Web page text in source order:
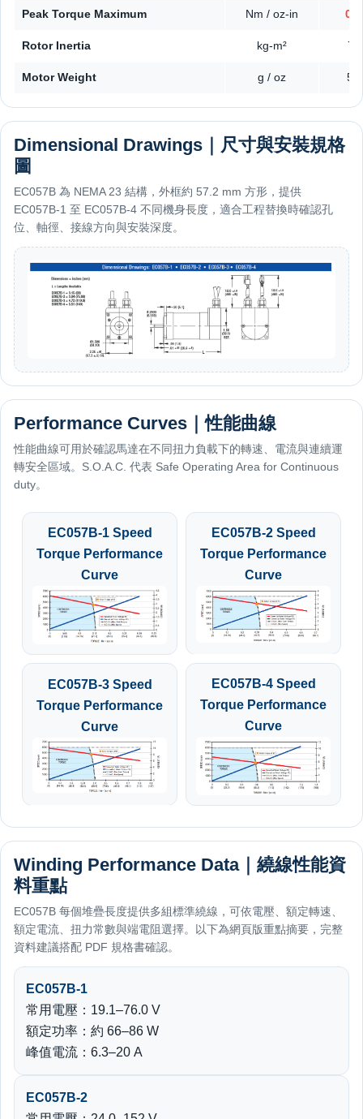
Peak Torque Maximum Nm / oz-in
Rotor Inertia kg-m²
Motor Weight g / oz
Dimensional Drawings｜尺寸與安裝規格
圖
EC057B 為 NEMA 23 結構，外框約 57.2 mm 方形，提供
EC057B-1 至 EC057B-4 不同機身長度，適合工程替換時確認孔
位、軸徑、接線方向與安裝深度。
Performance Curves｜性能曲線
性能曲線可用於確認馬達在不同扭力負載下的轉速、電流與連續運
轉安全區域。S.O.A.C. 代表 Safe Operating Area for Continuous
duty。
EC057B-1 Speed
Torque Performance
Curve
EC057B-2 Speed
Torque Performance
Curve
EC057B-3 Speed
Torque Performance
Curve
EC057B-4 Speed
Torque Performance
Curve
Winding Performance Data｜繞線性能資
料重點
EC057B 每個堆疊長度提供多組標準繞線，可依電壓、額定轉速、
額定電流、扭力常數與端電阻選擇。以下為網頁版重點摘要，完整
資料建議搭配 PDF 規格書確認。
EC057B-1
常用電壓：19.1–76.0 V
額定功率：約 66–86 W
峰值電流：6.3–20 A
EC057B-2